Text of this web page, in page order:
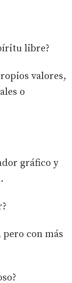
libre?
valores,
o
gráfico y
con más